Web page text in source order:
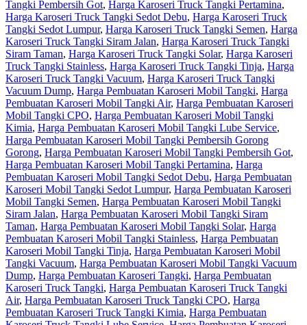
Tangki Pembersih Got, Harga Karoseri Truck Tangki Pertamina,
Harga Karoseri Truck Tangki Sedot Debu, Harga Karoseri Truck
Tangki Sedot Lumpur, Harga Karoseri Truck Tangki Semen, Harga
Karoseri Truck Tangki Siram Jalan, Harga Karoseri Truck Tangki
Siram Taman, Harga Karoseri Truck Tangki Solar, Harga Karoseri
Truck Tangki Stainless, Harga Karoseri Truck Tangki Tinja, Harga
Karoseri Truck Tangki Vacuum, Harga Karoseri Truck Tangki
Vacuum Dump, Harga Pembuatan Karoseri Mobil Tangki, Harga
Pembuatan Karoseri Mobil Tangki Air, Harga Pembuatan Karoseri
Mobil Tangki CPO, Harga Pembuatan Karoseri Mobil Tangki
Kimia, Harga Pembuatan Karoseri Mobil Tangki Lube Service,
Harga Pembuatan Karoseri Mobil Tangki Pembersih Gorong
Gorong, Harga Pembuatan Karoseri Mobil Tangki Pembersih Got,
Harga Pembuatan Karoseri Mobil Tangki Pertamina, Harga
Pembuatan Karoseri Mobil Tangki Sedot Debu, Harga Pembuatan
Karoseri Mobil Tangki Sedot Lumpur, Harga Pembuatan Karoseri
Mobil Tangki Semen, Harga Pembuatan Karoseri Mobil Tangki
Siram Jalan, Harga Pembuatan Karoseri Mobil Tangki Siram
Taman, Harga Pembuatan Karoseri Mobil Tangki Solar, Harga
Pembuatan Karoseri Mobil Tangki Stainless, Harga Pembuatan
Karoseri Mobil Tangki Tinja, Harga Pembuatan Karoseri Mobil
Tangki Vacuum, Harga Pembuatan Karoseri Mobil Tangki Vacuum
Dump, Harga Pembuatan Karoseri Tangki, Harga Pembuatan
Karoseri Truck Tangki, Harga Pembuatan Karoseri Truck Tangki
Air, Harga Pembuatan Karoseri Truck Tangki CPO, Harga
Pembuatan Karoseri Truck Tangki Kimia, Harga Pembuatan